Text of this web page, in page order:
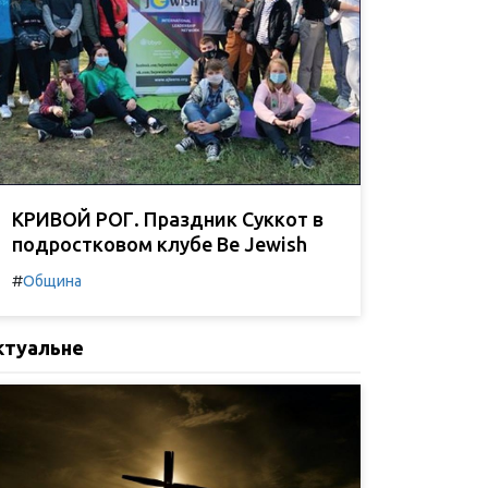
КРИВОЙ РОГ. Праздник Суккот в
подростковом клубе Be Jewish
#Община